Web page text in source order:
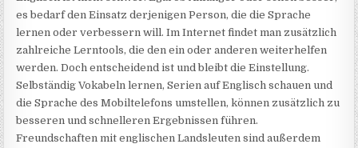
es bedarf den Einsatz derjenigen Person, die die Sprache
lernen oder verbessern will. Im Internet findet man zusätzlich
zahlreiche Lerntools, die den ein oder anderen weiterhelfen
werden. Doch entscheidend ist und bleibt die Einstellung.
Selbständig Vokabeln lernen, Serien auf Englisch schauen und
die Sprache des Mobiltelefons umstellen, können zusätzlich zu
besseren und schnelleren Ergebnissen führen.
Freundschaften mit englischen Landsleuten sind außerdem